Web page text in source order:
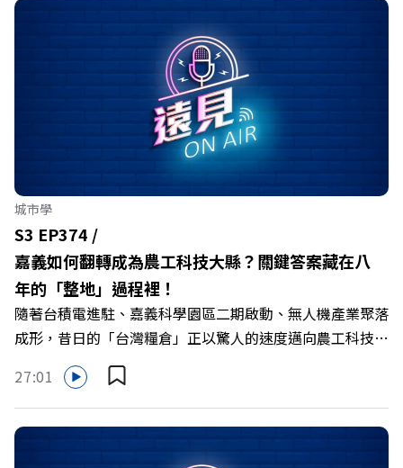
城市學
S3 EP374 /
嘉義如何翻轉成為農工科技大縣？關鍵答案藏在八
年的「整地」過程裡！
隨著台積電進駐、嘉義科學園區二期啟動、無人機產業聚落
成形，昔日的「台灣糧倉」正以驚人的速度邁向農工科技大
縣。在智慧農業、精品農產與「嘉義優鮮」品牌同步升級的
推動下，嘉義縣政府成功打破過往傳統農業縣的侷限，讓返
鄉子弟不僅能「回得來、留得下、活得好」，更為地方累積
迎向黃金十年的發展動能。 本集《遠見ON AIR》邀請嘉義
縣長翁章梁、立法委員蔡易餘、財信傳媒集團董事長謝金
27:01